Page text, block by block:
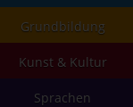
Grundbildung
Kunst & Kultur
Sprachen